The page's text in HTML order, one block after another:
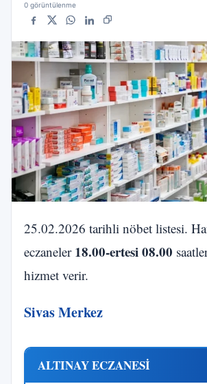
0 görüntülenme
Facebook
X WhatsApp
LinkedInBağlantıyı kopyala
25.02.2026 tarihli nöbet listesi.
eczaneler 18.00-ertesi 08.00
hizmet verir.
Sivas Merkez
ALTINAY ECZANESİ